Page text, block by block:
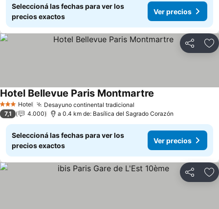
Seleccioná las fechas para ver los
precios exactos
Ver precios
Compartir
3 Estrellas
Hotel Desayuno continental tradicional
Hotel Bellevue Paris Montmartre
7,1 4.000 a 0.4 km de: Basílica del Sagrado Corazón
Seleccioná las fechas para ver los
precios exactos
Ver precios
Compartir